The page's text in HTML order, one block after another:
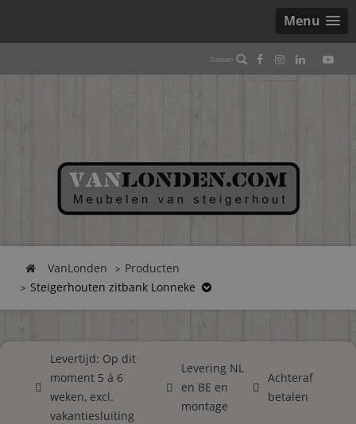
Menu
VanLonden
Producten
Steigerhouten zitbank Lonneke
Levertijd: Op dit
moment 5 á 6
weken, excl.
vakantiesluiting
Levering NL
en BE en
montage
Achteraf
betalen